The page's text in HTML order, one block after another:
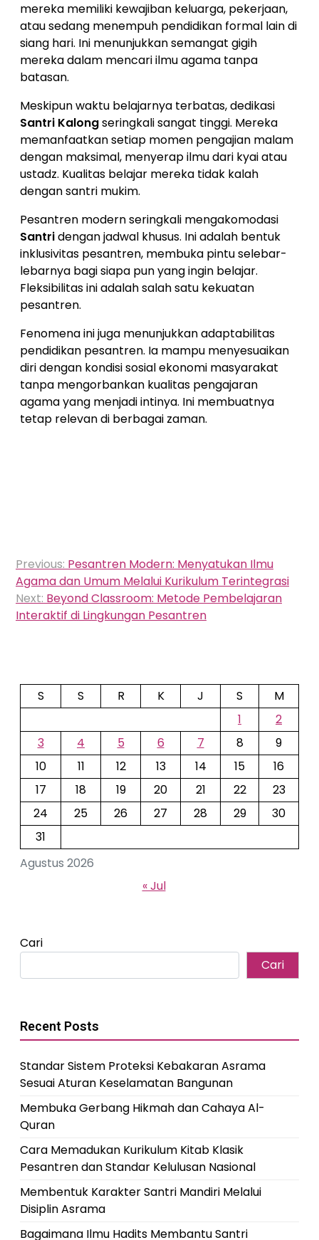
mereka memiliki kewajiban keluarga, pekerjaan,
atau sedang menempuh pendidikan formal lain di
siang hari. Ini menunjukkan semangat gigih
mereka dalam mencari ilmu agama tanpa
batasan.
Meskipun waktu belajarnya terbatas, dedikasi
Santri Kalongseringkali sangat tinggi. Mereka
memanfaatkan setiap momen pengajian malam
dengan maksimal, menyerap ilmu dari kyai atau
ustadz. Kualitas belajar mereka tidak kalah
dengan santri mukim.
Pesantren modern seringkali mengakomodasi
Santridengan jadwal khusus. Ini adalah bentuk
inklusivitas pesantren, membuka pintu selebar-
lebarnya bagi siapa pun yang ingin belajar.
Fleksibilitas ini adalah salah satu kekuatan
pesantren.
Fenomena ini juga menunjukkan adaptabilitas
pendidikan pesantren. Ia mampu menyesuaikan
diri dengan kondisi sosial ekonomi masyarakat
tanpa mengorbankan kualitas pengajaran
agama yang menjadi intinya. Ini membuatnya
tetap relevan di berbagai zaman.
Navigasi
pos
Previous: Pesantren Modern: Menyatukan Ilmu
Agama dan Umum Melalui Kurikulum Terintegrasi
Next: Beyond Classroom: Metode Pembelajaran
Interaktif di Lingkungan Pesantren
Agustus 2026
S S R K J S
M
1
2
3
4 5 6 7 8
9
10
11 12 13 14 15
16
17
18 19 20 21 22
23
24
25 26 27 28 29
30
31
« Jul
Cari
Cari
Recent Posts
Standar Sistem Proteksi Kebakaran Asrama
Sesuai Aturan Keselamatan Bangunan
Membuka Gerbang Hikmah dan Cahaya Al-
Quran
Cara Memadukan Kurikulum Kitab Klasik
Pesantren dan Standar Kelulusan Nasional
Membentuk Karakter Santri Mandiri Melalui
Disiplin Asrama
Bagaimana Ilmu Hadits Membantu Santri